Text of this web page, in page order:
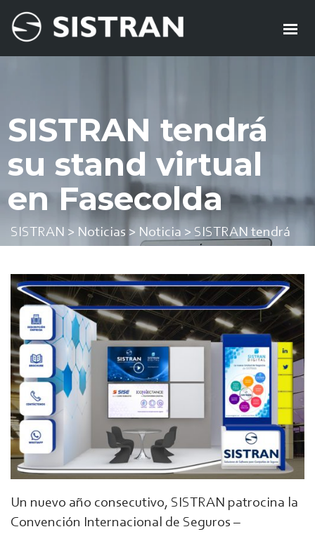
Alianzas
Noticias
|
SISTRAN tendrá
su stand virtual
en Fasecolda
SISTRAN > Noticias > Noticia > SISTRAN tendrá
Un nuevo año consecutivo, SISTRAN patrocina la
Convención Internacional de Seguros –